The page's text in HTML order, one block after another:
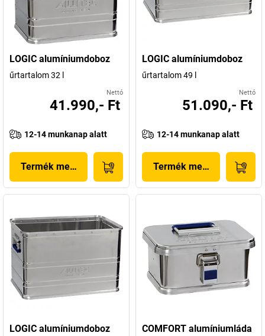
LOGIC alumíniumdoboz
űrtartalom 32 l
Nettó
41.990,- Ft
12-14 munkanap alatt
Termék megjelenítése
LOGIC alumíniumdoboz
űrtartalom 49 l
Nettó
51.090,- Ft
12-14 munkanap alatt
Termék megjelenítése
LOGIC alumíniumdoboz COMFORT alumíniumláda